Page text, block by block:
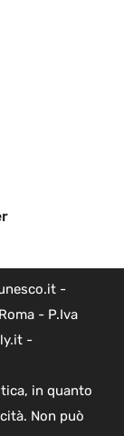
-
- P.Iva
-
in quanto
Non può